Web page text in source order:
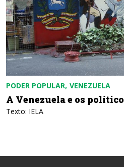
PODER POPULAR VENEZUELA
A Venezuela e os
Texto: IELA